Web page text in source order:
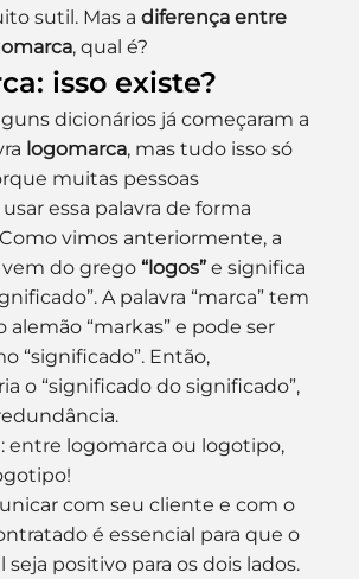
sutil. Mas a diferença entre
, qual é?
isso existe?
dicionários já começaram a
logomarca, mas tudo isso só
muitas pessoas
essa palavra de forma
vimos anteriormente, a
do grego “logos” e significa
A palavra “marca” tem
alemão “markas” e pode ser
“significado”. Então,
o “significado do significado”,
entre logomarca ou logotipo,
com seu cliente e com o
é essencial para que o
positivo para os dois lados.